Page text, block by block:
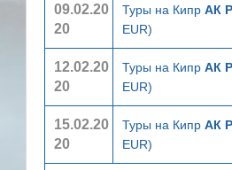
09.02.20
20
Туры на Кипр АК
EUR)
12.02.20
20
Туры на Кипр АК
EUR)
15.02.20
20
Туры на Кипр АК
EUR)